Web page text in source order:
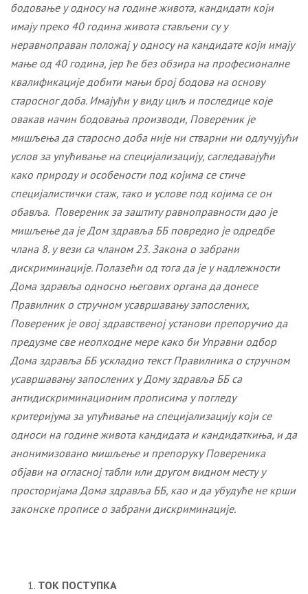
бодовање у односу на године живота, кандидати који
имају преко 40 година живота стављени су у
неравноправан положај у односу на кандидате који имају
мање од 40 година, јер ће без обзира на професионалне
квалификације добити мањи број бодова на основу
старосног доба. Имајући у виду циљ и последице које
овакав начин бодовања производи, Повереник је
мишљења да старосно доба није ни стварни ни одлучујући
услов за упућивање на специјализацију, сагледавајући
како природу и особености под којима се стиче
специјалистички стаж, тако и услове под којима се он
обавља. Повереникза заштиту равноправностидао је
мишљење да је Дом здравља ББ повредио је одредбе
члана 8. у вези са чланом 23. Закона о забрани
дискриминације. Полазећи од тога да је у надлежности
Дома здравља односно његових органа да донесе
Правилник о стручном усавршавању запослених,
Повереник је овој здравственој установи препоручио да
предузме све неопходне мере како би Управни одбор
Дома здравља ББ ускладио текст Правилника о стручном
усавршавању запослених у Дому здравља ББ са
антидискриминационим прописима у погледу
критеријума за упућивање на специјализацију који се
односи на године живота кандидата и кандидаткиња, и да
анонимизовано мишљење и препоруку Повереника
објави на огласној табли или другом видном месту у
просторијама Дома здравља ББ, као и да убудуће не крши
законске прописе о забрани дискриминације.
ТОК ПОСТУПКА